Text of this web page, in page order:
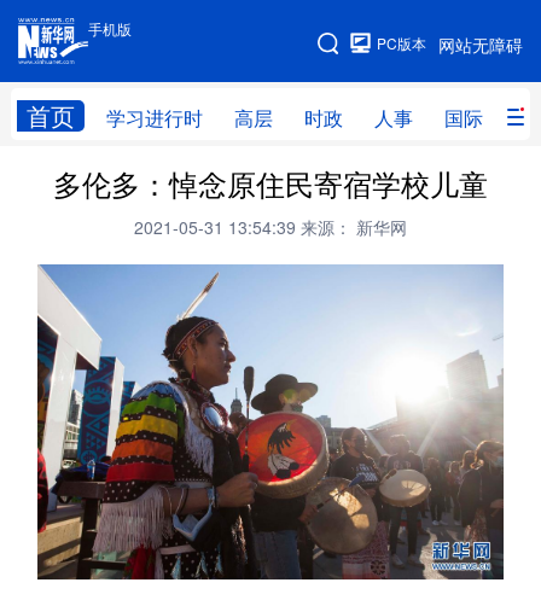
手机版
网站无障碍
PC版本
首页 学习进行时 高层 时政 人事 国际 财
手机版
网站地图
学习进行时 高层 时政 人事
财经 网评
思客智库
科技 科创 体育
文化 书画 健康
访谈 视频 图片 政务
法律 中央文件 金融 汽车
食品 人居 信息化 数字经济
学术中国 乡村振兴 银龄 溯源中国
多伦多：悼念原住民寄宿学校儿童
2021-05-31 13:54:39 来源： 新华网